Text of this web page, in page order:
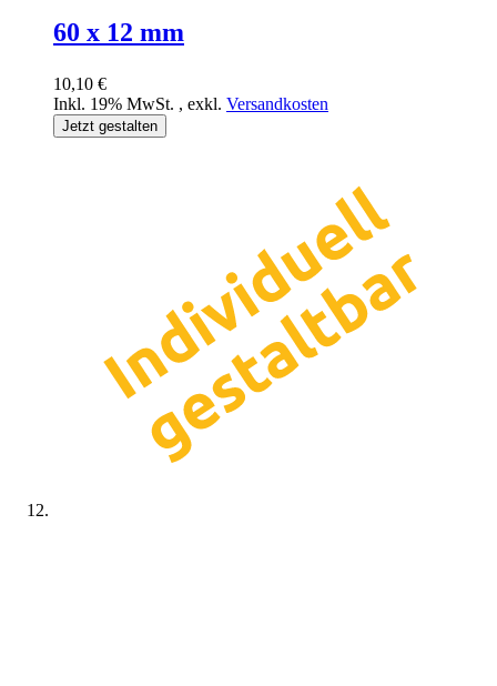
60 x 12 mm
10,10 €
Inkl. 19% MwSt. , exkl. Versandkosten
Jetzt gestalten